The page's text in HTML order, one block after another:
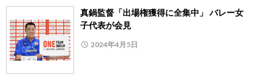
真鍋監督「出場権獲得に全集中」 バレー女
子代表が会見
2024年4月5日